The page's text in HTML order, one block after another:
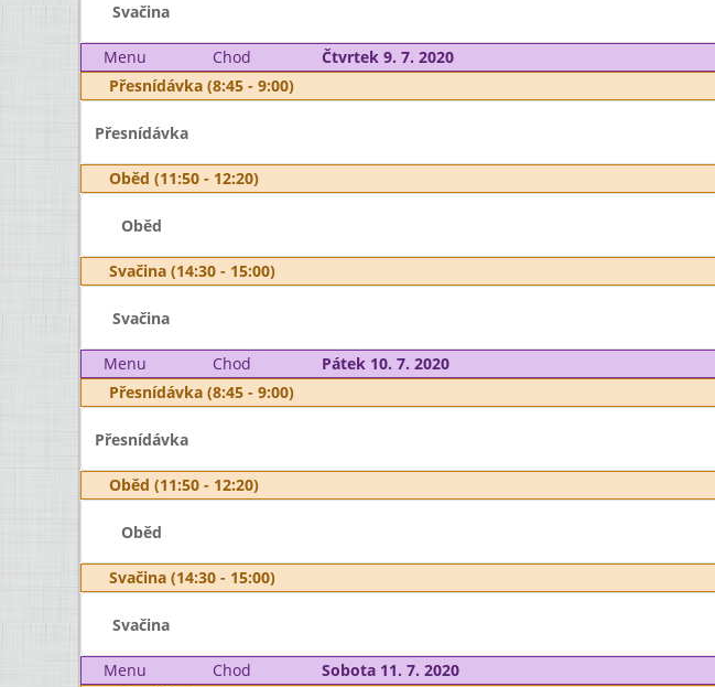
Svačina
Menu Chod
Čtvrtek 9. 7. 2020
Přesnídávka (8:45 - 9:00)
Přesnídávka
Oběd (11:50 - 12:20)
Oběd
Svačina (14:30 - 15:00)
Svačina
Menu Chod
Pátek 10. 7. 2020
Přesnídávka (8:45 - 9:00)
Přesnídávka
Oběd (11:50 - 12:20)
Oběd
Svačina (14:30 - 15:00)
Svačina
Menu Chod
Sobota 11. 7. 2020